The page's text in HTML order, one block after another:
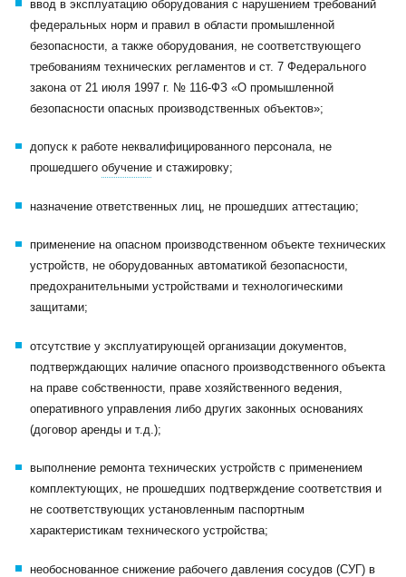
ввод в эксплуатацию оборудования с нарушением требований
федеральных норм и правил в области промышленной
безопасности, а также оборудования, не соответствующего
требованиям технических регламентов и ст. 7 Федерального
закона от 21 июля 1997 г. № 116-ФЗ «О промышленной
безопасности опасных производственных объектов»;
допуск к работе неквалифицированного персонала, не
прошедшего обучение и стажировку;
назначение ответственных лиц, не прошедших аттестацию;
применение на опасном производственном объекте технических
устройств, не оборудованных автоматикой безопасности,
предохранительными устройствами и технологическими
защитами;
отсутствие у эксплуатирующей организации документов,
подтверждающих наличие опасного производственного объекта
на праве собственности, праве хозяйственного ведения,
оперативного управления либо других законных основаниях
(договор аренды и т.д.);
выполнение ремонта технических устройств с применением
комплектующих, не прошедших подтверждение соответствия и
не соответствующих установленным паспортным
характеристикам технического устройства;
необоснованное снижение рабочего давления сосудов (СУГ) в